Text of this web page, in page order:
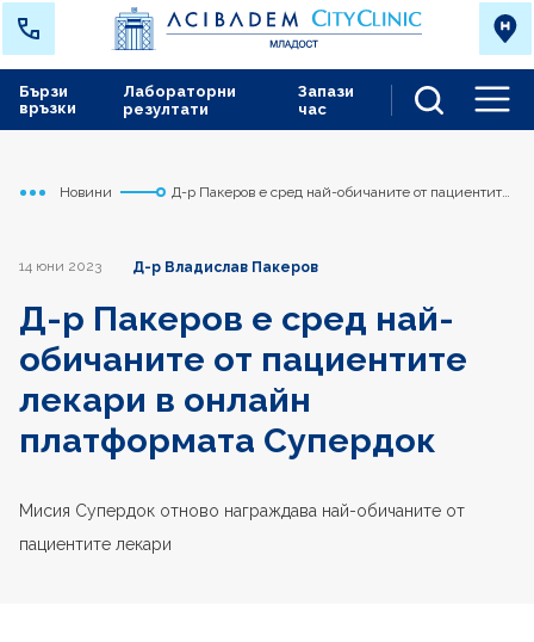
Лабораторни
резултати
Запази
час
Бързи
връзки
Начало
Младост
Новини
Д-р Пакеров е сред най-обичаните от пациентите
14 юни 2023 Д-р Владислав Пакеров
Д-р Пакеров е сред най-
обичаните от пациентите
лекари в онлайн
платформата Супердок
Мисия Супердок отново награждава най-обичаните от
пациентите лекари